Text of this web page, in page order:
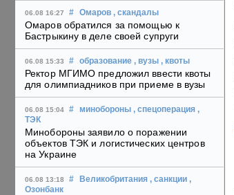
06.08 16:27 # Омаров , скандалы
Омаров обратился за помощью к
Бастрыкину в деле своей супруги
06.08 15:33 # образование , вузы , квоты
Ректор МГИМО предложил ввести квоты
для олимпиадников при приеме в вузы
06.08 15:04 # минобороны , спецоперация ,
ТЭК
Минобороны заявило о поражении
объектов ТЭК и логистических центров
на Украине
06.08 13:18 # Великобритания , санкции ,
Озонбанк